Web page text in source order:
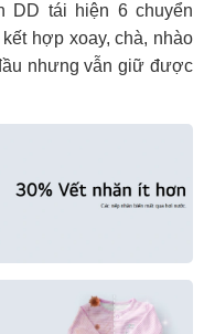
DD tái hiện 6 chuyển
hợp xoay, chà, nhào
nhưng vẫn giữ được